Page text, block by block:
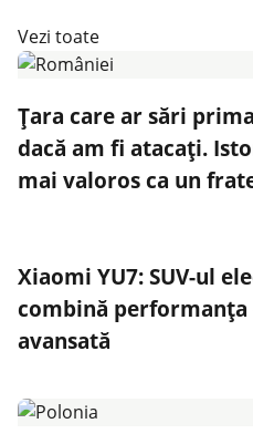
Vezi toate
Țara care ar sări
dacă am fi atacați.
mai valoros ca un
Xiaomi YU7: SUV-ul
combină performanța
avansată